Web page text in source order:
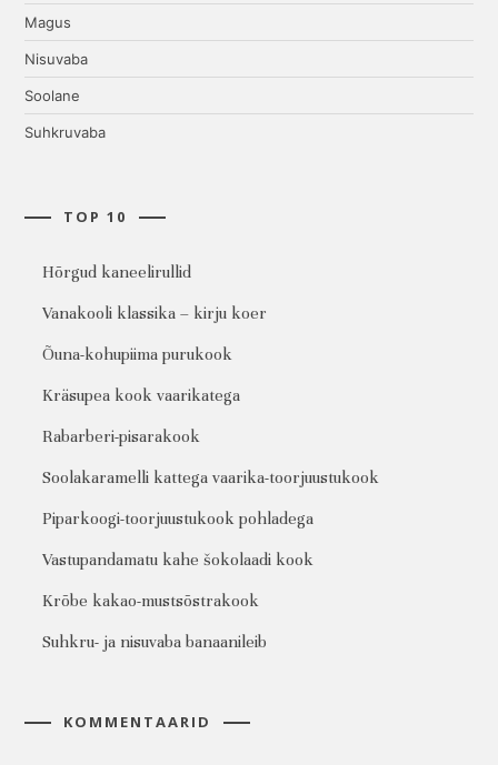
Magus
Nisuvaba
Soolane
Suhkruvaba
TOP 10
Hõrgud kaneelirullid
Vanakooli klassika – kirju koer
Õuna-kohupiima purukook
Kräsupea kook vaarikatega
Rabarberi-pisarakook
Soolakaramelli kattega vaarika-toorjuustukook
Piparkoogi-toorjuustukook pohladega
Vastupandamatu kahe šokolaadi kook
Krõbe kakao-mustsõstrakook
Suhkru- ja nisuvaba banaanileib
KOMMENTAARID